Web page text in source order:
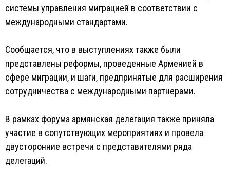
системы управления миграцией в соответствии с
международными стандартами.
Сообщается, что в выступлениях также были
представлены реформы, проведенные Арменией в
сфере миграции, и шаги, предпринятые для расширения
сотрудничества с международными партнерами.
В рамках форума армянская делегация также приняла
участие в сопутствующих мероприятиях и провела
двусторонние встречи с представителями ряда
делегаций.